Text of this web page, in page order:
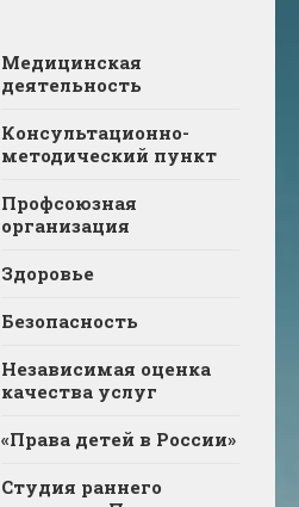
Медицинская
деятельность
Консультационно-
методический пункт
Профсоюзная
организация
Здоровье
Безопасность
Независимая оценка
качества услуг
«Права детей в России»
Студия раннего